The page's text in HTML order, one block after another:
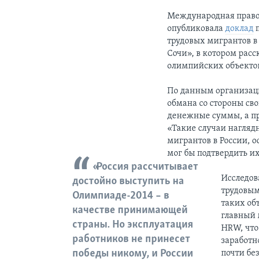
Международная
опубликоваладоклад
трудовых мигрантов
Сочи», в котором
олимпийских
По данным
обмана со стороны
денежные суммы, а
«Такие случаи
мигрантов в России,
мог бы подтвердить
«Россия рассчитывает
достойно выступить на
Олимпиаде-2014 – в
качестве принимающей
страны. Но эксплуатация
работников не принесет
победы никому, и России
таких
главный
HRW,
почти